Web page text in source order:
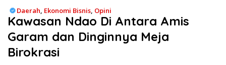
Daerah, Ekonomi Bisnis, Opini
Kawasan Ndao Di Antara Amis
Garam dan Dinginnya Meja
Birokrasi